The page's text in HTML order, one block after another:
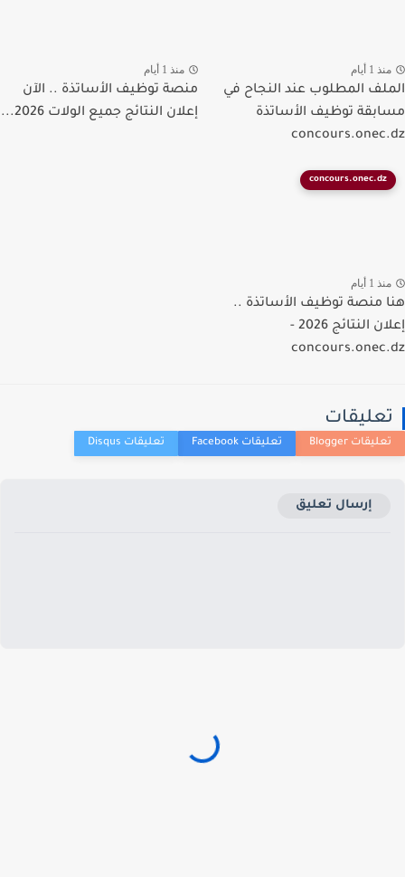
1 أيام
المطلوب عند النجاح في
توظيف الأساتذة
منذ 1 أيام
منصة توظيف الأساتذة .. الآن
إعلان النتائج جميع الولات 2026...
concours.onec.dz
1 أيام
منصة توظيف الأساتذة ..
إعلان النتائج 2026 -
إرسال تعليق